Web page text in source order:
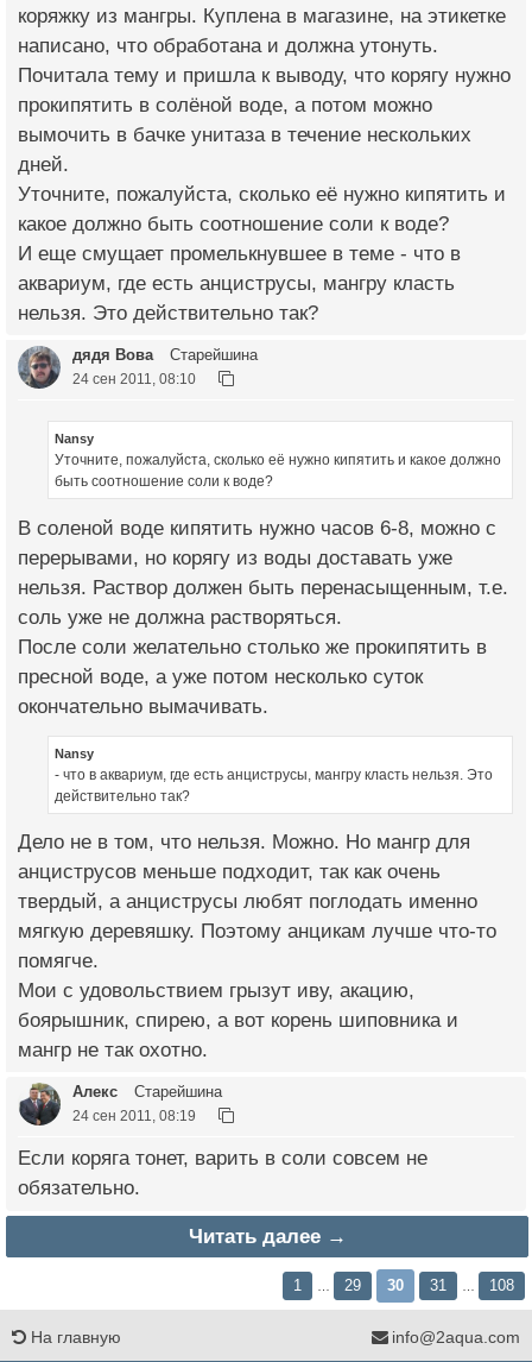
коряжку из мангры. Куплена в магазине, на этикетке
написано, что обработана и должна утонуть.
Почитала тему и пришла к выводу, что корягу нужно
прокипятить в солёной воде, а потом можно
вымочить в бачке унитаза в течение нескольких
дней.
Уточните, пожалуйста, сколько её нужно кипятить и
какое должно быть соотношение соли к воде?
И еще смущает промелькнувшее в теме - что в
аквариум, где есть анциструсы, мангру класть
нельзя. Это действительно так?
дядя Вова Старейшина
24 сен 2011, 08:10
Nansy
Уточните, пожалуйста, сколько её нужно кипятить и какое должно
быть соотношение соли к воде?
В соленой воде кипятить нужно часов 6-8, можно с
перерывами, но корягу из воды доставать уже
нельзя. Раствор должен быть перенасыщенным, т.е.
соль уже не должна растворяться.
После соли желательно столько же прокипятить в
пресной воде, а уже потом несколько суток
окончательно вымачивать.
Nansy
- что в аквариум, где есть анциструсы, мангру класть нельзя. Это
действительно так?
Дело не в том, что нельзя. Можно. Но мангр для
анциструсов меньше подходит, так как очень
твердый, а анциструсы любят поглодать именно
мягкую деревяшку. Поэтому анцикам лучше что-то
помягче.
Мои с удовольствием грызут иву, акацию,
боярышник, спирею, а вот корень шиповника и
мангр не так охотно.
Алекс Старейшина
24 сен 2011, 08:19
Если коряга тонет, варить в соли совсем не
обязательно.
Читать далее →
1 29 30 31 108
На главную info@2aqua.com